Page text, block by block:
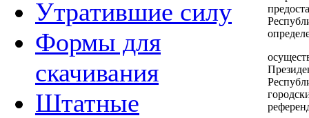
Утратившие силу
Формы для
скачивания
Штатные